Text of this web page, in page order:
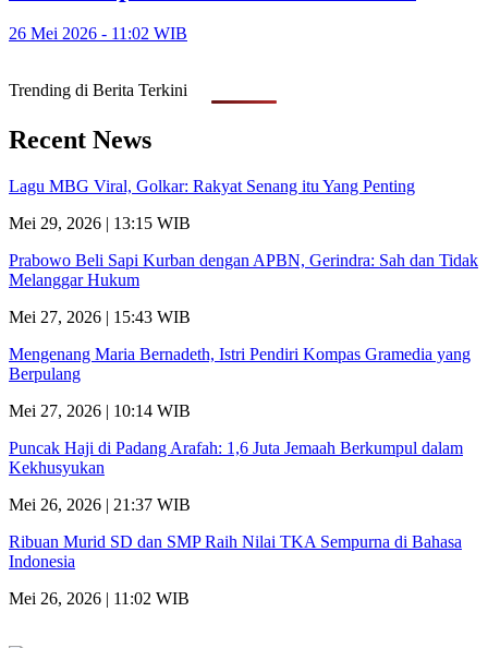
26 Mei 2026 - 11:02 WIB
Trending di Berita Terkini
Recent News
Lagu MBG Viral, Golkar: Rakyat Senang itu Yang Penting
Mei 29, 2026 | 13:15 WIB
Prabowo Beli Sapi Kurban dengan APBN, Gerindra: Sah dan Tidak
Melanggar Hukum
Mei 27, 2026 | 15:43 WIB
Mengenang Maria Bernadeth, Istri Pendiri Kompas Gramedia yang
Berpulang
Mei 27, 2026 | 10:14 WIB
Puncak Haji di Padang Arafah: 1,6 Juta Jemaah Berkumpul dalam
Kekhusyukan
Mei 26, 2026 | 21:37 WIB
Ribuan Murid SD dan SMP Raih Nilai TKA Sempurna di Bahasa
Indonesia
Mei 26, 2026 | 11:02 WIB